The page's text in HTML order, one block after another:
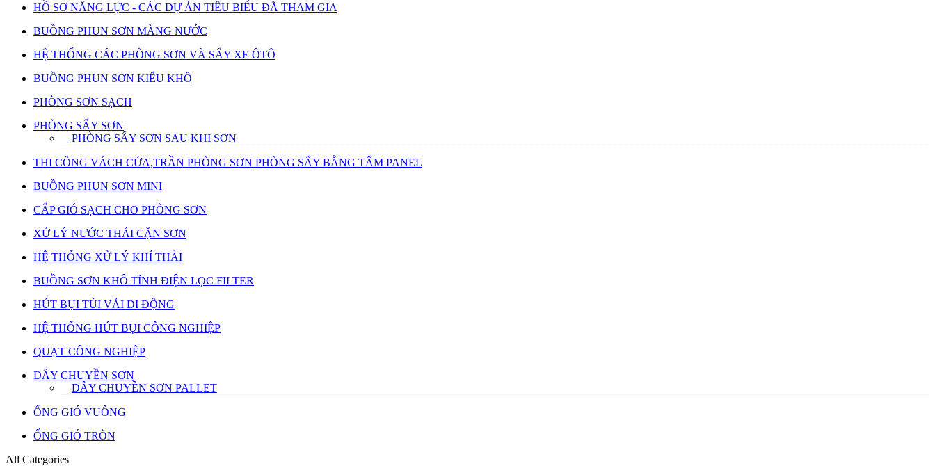
HỒ SƠ NĂNG LỰC - CÁC DỰ ÁN TIÊU BIỂU ĐÃ THAM GIA
BUỒNG PHUN SƠN MÀNG NƯỚC
HỆ THỐNG CÁC PHÒNG SƠN VÀ SẤY XE ÔTÔ
BUỒNG PHUN SƠN KIỂU KHÔ
PHÒNG SƠN SẠCH
PHÒNG SẤY SƠN
PHÒNG SẤY SƠN SAU KHI SƠN
THI CÔNG VÁCH CỬA,TRẦN PHÒNG SƠN PHÒNG SẤY BẰNG TẤM PANEL
BUỒNG PHUN SƠN MINI
CẤP GIÓ SẠCH CHO PHÒNG SƠN
XỬ LÝ NƯỚC THẢI CẶN SƠN
HỆ THỐNG XỬ LÝ KHÍ THẢI
BUỒNG SƠN KHÔ TĨNH ĐIỆN LỌC FILTER
HÚT BỤI TÚI VẢI DI ĐỘNG
HỆ THỐNG HÚT BỤI CÔNG NGHIỆP
QUẠT CÔNG NGHIỆP
DÂY CHUYỀN SƠN
DÂY CHUYỀN SƠN PALLET
ỐNG GIÓ VUÔNG
ỐNG GIÓ TRÒN
All Categories